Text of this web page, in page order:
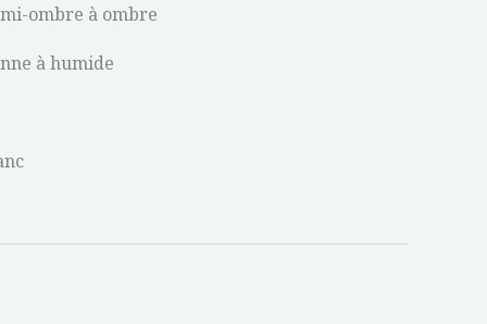
ombre à ombre
à humide